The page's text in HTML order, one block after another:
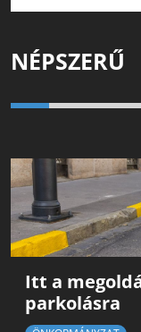
NÉPSZERŰ
Itt a
parkolásra